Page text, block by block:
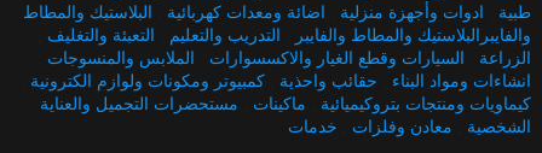
طبية
ادوات وأجهزة منزلية اضائة ومعدات كهربائية
البلاستيك والمطاط
والفايبرالبلاستيك والمطاط والفايبر
التدريب والتعليم التعبئة والتغليف
الزراعة
السيارات وقطع الغيار والاكسسوارات الملابس والمنسوجات
انشاءات ومواد البناء
حقائب واحذية كمبيوتر ومكونات ولوازم الكترونية
كيماويات ومنتجات بتروكيميائية
ماكينات
مستحضرات التجميل والعناية
الشخصية
معادن وفلزات خدمات